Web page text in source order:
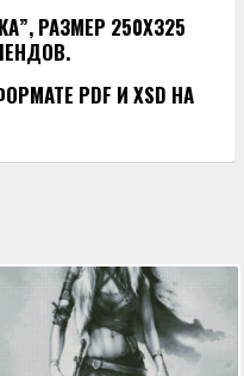
РАЗМЕР 250Х325
PDF И XSD НА